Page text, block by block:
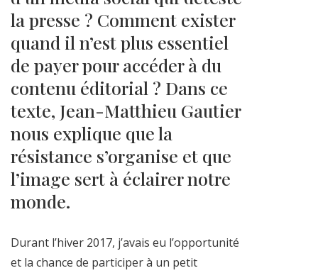
la presse ? Comment exister
quand il n’est plus essentiel
de payer pour accéder à du
contenu éditorial ? Dans ce
texte, Jean-Matthieu Gautier
nous explique que la
résistance s’organise et que
l’image sert à éclairer notre
monde.
Durant l’hiver 2017, j’avais eu l’opportunité
et la chance de participer à un petit